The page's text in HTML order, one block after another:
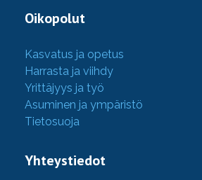
Oikopolut
Kasvatus ja opetus
Harrasta ja viihdy
Yrittäjyys ja työ
Asuminen ja ympäristö
Tietosuoja
Yhteystiedot